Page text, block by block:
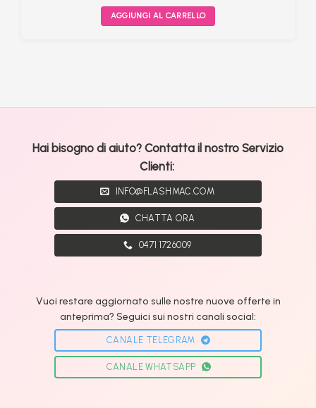
AGGIUNGI AL CARRELLO
Hai bisogno di aiuto? Contatta il nostro Servizio
Clienti:
INFO@FLASHMAC.COM
CHATTA ORA
0471 1726009
Vuoi restare aggiornato sulle nostre nuove offerte in
anteprima? Seguici sui nostri canali social:
CANALE TELEGRAM
CANALE WHATSAPP